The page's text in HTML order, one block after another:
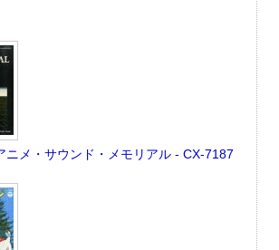
ニメ・サウンド・メモリアル - CX-7187